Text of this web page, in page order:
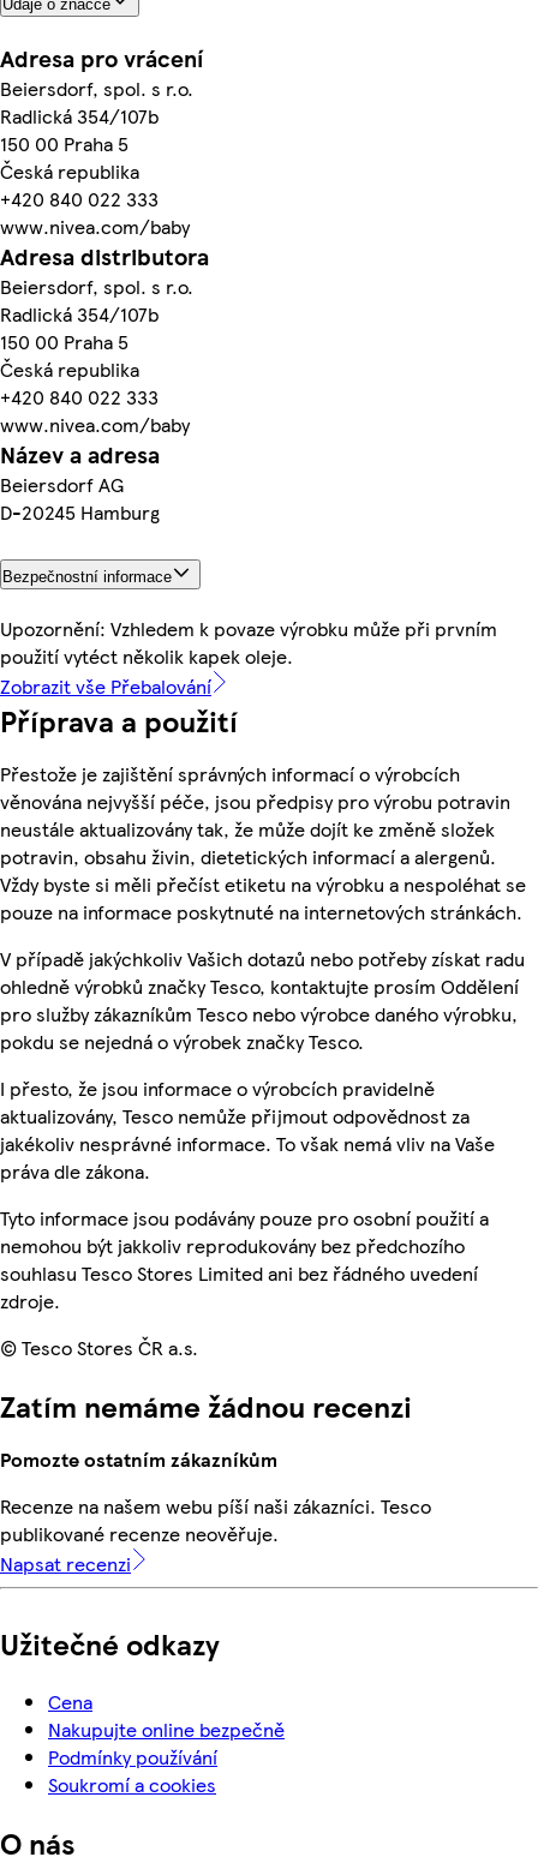
Údaje o značce
Adresa pro vrácení
Beiersdorf, spol. s r.o.
Radlická 354/107b
150 00 Praha 5
Česká republika
+420 840 022 333
www.nivea.com/baby
Adresa distributora
Beiersdorf, spol. s r.o.
Radlická 354/107b
150 00 Praha 5
Česká republika
+420 840 022 333
www.nivea.com/baby
Název a adresa
Beiersdorf AG
D-20245 Hamburg
Bezpečnostní informace
Upozornění: Vzhledem k povaze výrobku může při prvním
použití vytéct několik kapek oleje.
Zobrazit vše Přebalování
Příprava a použití
Přestože je zajištění správných informací o výrobcích
věnována nejvyšší péče, jsou předpisy pro výrobu potravin
neustále aktualizovány tak, že může dojít ke změně složek
potravin, obsahu živin, dietetických informací a alergenů.
Vždy byste si měli přečíst etiketu na výrobku a nespoléhat se
pouze na informace poskytnuté na internetových stránkách.
V případě jakýchkoliv Vašich dotazů nebo potřeby získat radu
ohledně výrobků značky Tesco, kontaktujte prosím Oddělení
pro služby zákazníkům Tesco nebo výrobce daného výrobku,
pokdu se nejedná o výrobek značky Tesco.
I přesto, že jsou informace o výrobcích pravidelně
aktualizovány, Tesco nemůže přijmout odpovědnost za
jakékoliv nesprávné informace. To však nemá vliv na Vaše
práva dle zákona.
Tyto informace jsou podávány pouze pro osobní použití a
nemohou být jakkoliv reprodukovány bez předchozího
souhlasu Tesco Stores Limited ani bez řádného uvedení
zdroje.
© Tesco Stores ČR a.s.
Zatím nemáme žádnou recenzi
Pomozte ostatním zákazníkům
Recenze na našem webu píší naši zákazníci. Tesco
publikované recenze neověřuje.
Napsat recenzi
Užitečné odkazy
Cena
Nakupujte online bezpečně
Podmínky používání
Soukromí a cookies
O nás